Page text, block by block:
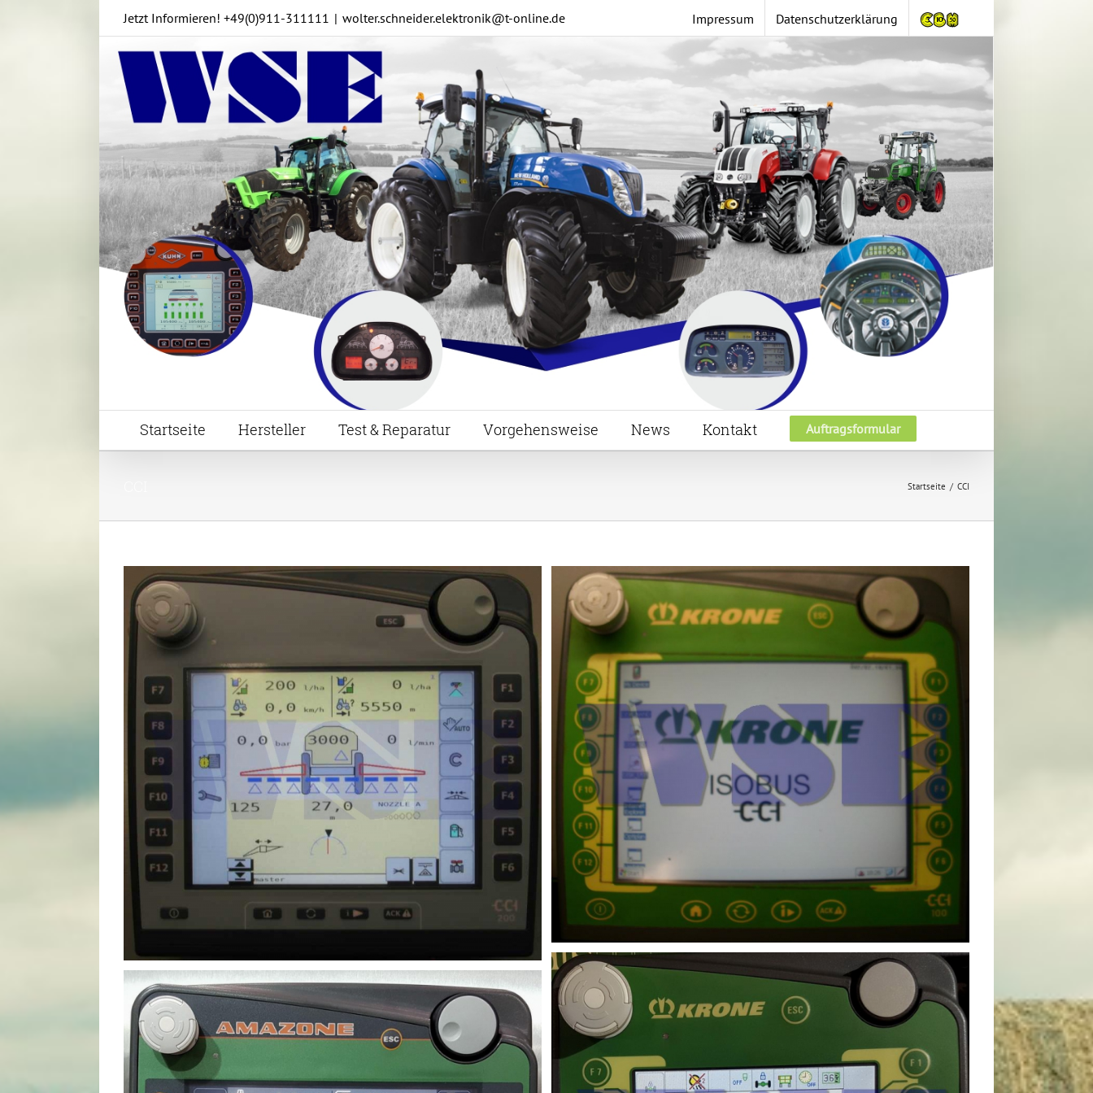
Jetzt Informieren! +49(0)911-311111 | wolter.schneider.elektronik@t-online.de Impressum Datenschutzerklärung
Startseite Hersteller Test & Reparatur Vorgehensweise News Kontakt Auftragsformular
Startseite CCI
CCI-100/200 Terminal
CCI